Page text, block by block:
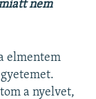
nem
elmentem
a nyelvet,